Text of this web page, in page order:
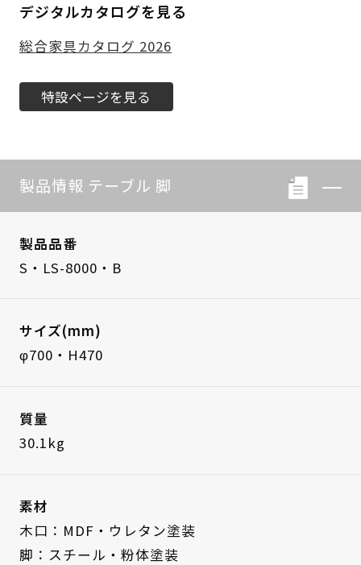
デジタルカタログを見る
総合家具カタログ 2026
特設ページを見る
製品情報 テーブル 脚
製品品番
S・LS-8000・B
サイズ(mm)
φ700・H470
質量
30.1kg
素材
木口：MDF・ウレタン塗装
脚：スチール・粉体塗装